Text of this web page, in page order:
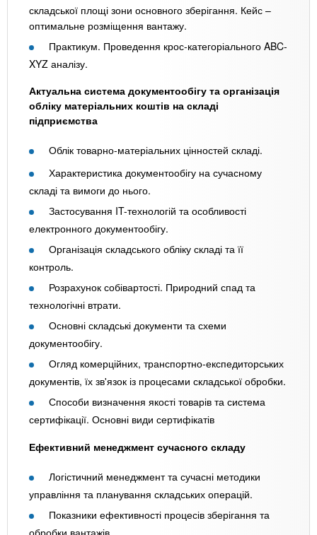
складської площі зони основного зберігання. Кейс –
оптимальне розміщення вантажу.
Практикум. Проведення крос-категоріального ABC-
XYZ аналізу.
Актуальна система документообігу та організація
обліку матеріальних коштів на складі
підприємства
Облік товарно-матеріальних цінностей складі.
Характеристика документообігу на сучасному
складі та вимоги до нього.
Застосування IT-технологій та особливості
електронного документообігу.
Організація складського обліку складі та її
контроль.
Розрахунок собівартості. Природний спад та
технологічні втрати.
Основні складські документи та схеми
документообігу.
Огляд комерційних, транспортно-експедиторських
документів, їх зв'язок із процесами складської обробки.
Способи визначення якості товарів та система
сертифікації. Основні види сертифікатів
Ефективний менеджмент сучасного складу
Логістичний менеджмент та сучасні методики
управління та планування складських операцій.
Показники ефективності процесів зберігання та
обробки вантажів.